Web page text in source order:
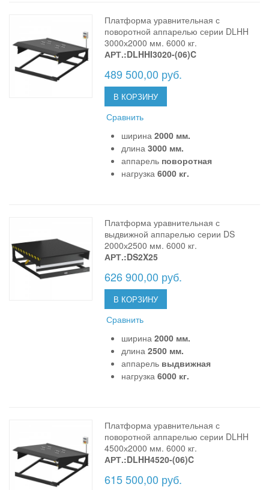
Платформа уравнительная с
поворотной аппарелью серии DLHH
3000х2000 мм. 6000 кг.
АРТ.:DLHHI3020-(06)C
489 500,00 руб.
В КОРЗИНУ
Сравнить
ширина2000 мм.
длина3000 мм.
аппарель поворотная
нагрузка 6000 кг.
Платформа уравнительная с
выдвижной аппарелью серии DS
2000х2500 мм. 6000 кг.
АРТ.:DS2X25
626 900,00 руб.
В КОРЗИНУ
Сравнить
ширина2000 мм.
длина2500 мм.
аппарель выдвижная
нагрузка 6000 кг.
Платформа уравнительная с
поворотной аппарелью серии DLHH
4500х2000 мм. 6000 кг.
АРТ.:DLHH4520-(06)C
615 500,00 руб.